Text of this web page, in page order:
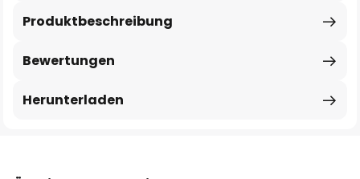
Produktbeschreibung
Bewertungen
Herunterladen